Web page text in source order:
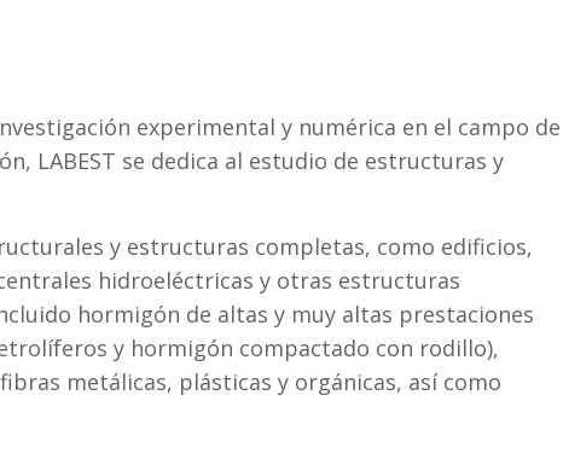
experimental y numérica en el campo de
LABEST se dedica al estudio de estructuras y
y estructuras completas, como edificios,
hidroeléctricas y otras estructuras
hormigón de altas y muy altas prestaciones
y hormigón compactado con rodillo),
metálicas, plásticas y orgánicas, así como